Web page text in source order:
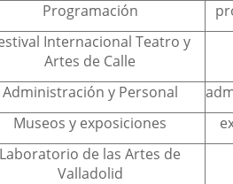
Programación
Internacional Teatro y
Artes de Calle
Administración y Personal
Museos y exposiciones
Laboratorio de las Artes de
Valladolid